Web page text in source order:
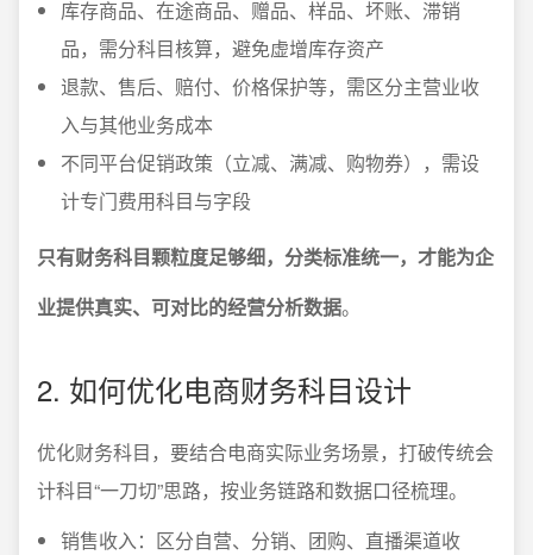
库存商品、在途商品、赠品、样品、坏账、滞销
品，需分科目核算，避免虚增库存资产
退款、售后、赔付、价格保护等，需区分主营业收
入与其他业务成本
不同平台促销政策（立减、满减、购物券），需设
计专门费用科目与字段
只有财务科目颗粒度足够细，分类标准统一，才能为企
业提供真实、可对比的经营分析数据。
2. 如何优化电商财务科目设计
优化财务科目，要结合电商实际业务场景，打破传统会
计科目“一刀切”思路，按业务链路和数据口径梳理。
销售收入：区分自营、分销、团购、直播渠道收